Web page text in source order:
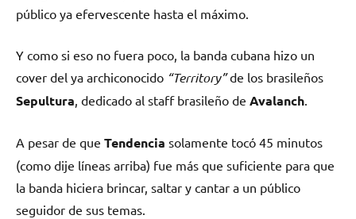
público ya efervescente hasta el máximo.
Y como si eso no fuera poco, la banda cubana hizo un
cover del ya archiconocido “Territory”de los brasileños
Sepultura , dedicado al staff brasileño de Avalanch
A pesar de que Tendencia solamente tocó 45 minutos
(como dije líneas arriba) fue más que suficiente para que
la banda hiciera brincar, saltar y cantar a un público
seguidor de sus temas.